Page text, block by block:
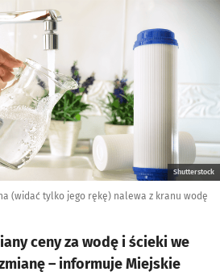
Shutterstock
(widać tylko jego rękę) nalewa z kranu wodę
ceny za wodę i ścieki we
– informuje Miejskie